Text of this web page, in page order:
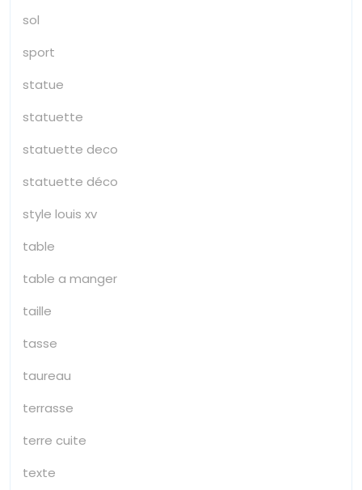
sol
sport
statue
statuette
statuette deco
statuette déco
style louis xv
table
table a manger
taille
tasse
taureau
terrasse
terre cuite
texte